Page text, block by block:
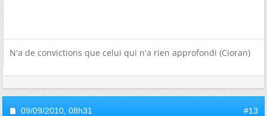
N'a de convictions que celui qui n'a rien approfondi (Cioran)
09/09/2010, 08h31 #13